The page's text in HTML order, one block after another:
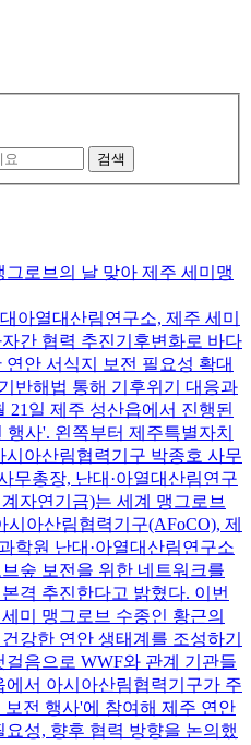
검색
로브의 날 맞아 제주 세미맹
아열대산림연구소, 제주 세미
간 협력 추진기후변화로 바다
안 서식지 보전 필요성 확대
반해법 통해 기후위기 대응과
21일 제주 성산읍에서 진행된
행사'. 왼쪽부터 제주특별자치
시아산림협력기구 박종호 사무
무총장, 난대·아열대산림연구
자연기금)는 세계 맹그로브
시아산림협력기구(AFoCO), 제
학원 난대·아열대산림연구소
숲 보전을 위한 네트워크를
격 추진한다고 밝혔다. 이번
미 맹그로브 수종인 황근의
강한 연안 생태계를 조성하기
음으로 WWF와 관계 기관들
에서 아시아산림협력기구가 주
전 행사'에 참여해 제주 연안
성, 향후 협력 방향을 논의했